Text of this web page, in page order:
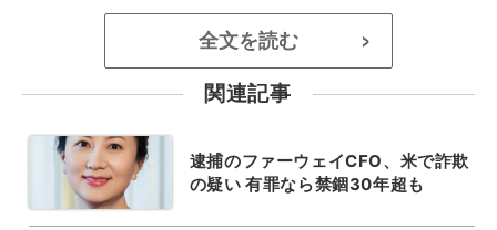
全文を読む >
関連記事
逮捕のファーウェイCFO、米で詐欺
の疑い 有罪なら禁錮30年超も